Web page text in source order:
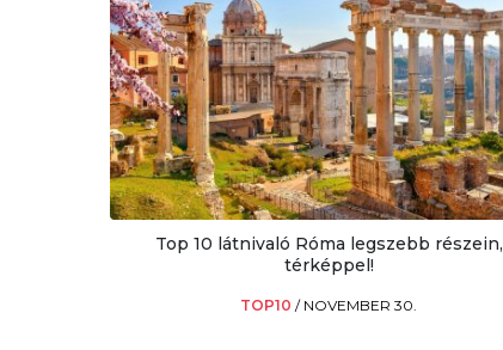
Top 10 látnivaló Róma legszebb részein,
térképpel!
TOP10/ NOVEMBER 30.